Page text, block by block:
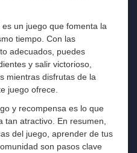
es un juego que fomenta la
tiempo. Con las
adecuados, puedes
y salir victorioso,
mientras disfrutas de la
juego ofrece.
y recompensa es lo que
tan atractivo. En resumen,
del juego, aprender de tus
son pasos clave